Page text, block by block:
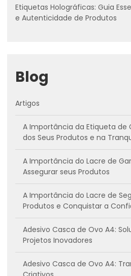
Etiquetas Holográficas: Guia
e Autenticidade de Produtos
Blog
Artigos
A Importância da Etiqueta de
dos Seus Produtos e na
A Importância do Lacre de
Assegurar seus Produtos
A Importância do Lacre de
Produtos e Conquistar a
Adesivo Casca de Ovo A4:
Projetos Inovadores
Adesivo Casca de Ovo A4: